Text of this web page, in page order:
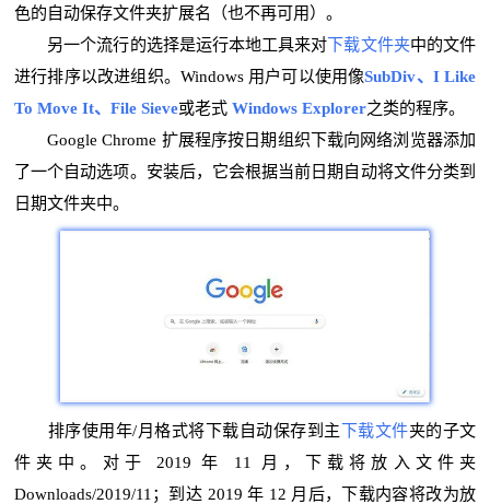
色的自动保存文件夹扩展名（也不再可用）。
另一个流行的选择是运行本地工具来对下载文件夹中的文件
进行排序以改进组织。Windows 用户可以使用像SubDiv、I Like
To Move It、File Sieve或老式 Windows Explorer之类的程序。
Google Chrome 扩展程序按日期组织下载向网络浏览器添加
了一个自动选项。安装后，它会根据当前日期自动将文件分类到
日期文件夹中。
排序使用年/月格式将下载自动保存到主下载文件夹的子文
件夹中。对于 2019 年 11 月，下载将放入文件夹
Downloads/2019/11；到达 2019 年 12 月后，下载内容将改为放